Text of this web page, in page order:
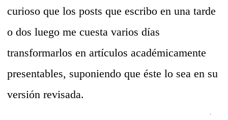
curioso que los posts que escribo en una tarde
o dos luego me cuesta varios días
transformarlos en artículos académicamente
presentables, suponiendo que éste lo sea en su
versión revisada.